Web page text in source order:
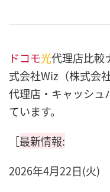
ドコモ光代理店比較
式会社Wiz（株式会
代理店・キャッシュ
ています。
［最新情報:
2026年4月22日(火)